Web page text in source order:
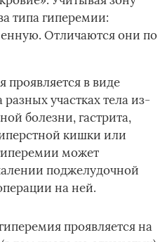
типа гиперемии:
Отличаются они по
проявляется в виде
участках тела из-
болезни, гастрита,
кишки или
может
поджелудочной
на ней.
проявляется на